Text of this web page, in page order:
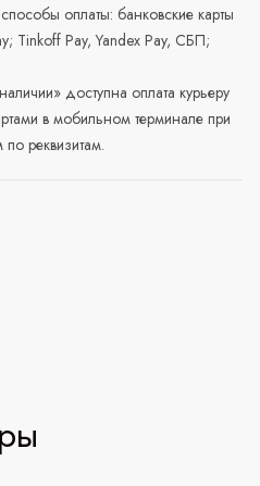
оплаты: банковские карты
Tinkoff Pay, Yandex Pay, СБП;
доступна оплата курьеру
в мобильном терминале при
реквизитам.